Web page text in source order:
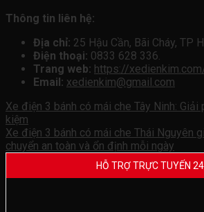
Thông tin liên hệ:
Địa chỉ: 25 Hậu Cần, Bãi Cháy, TP
Điện thoại: 0833 628 336.
Trang web: https://
Email: xedienkim@gmail.com
Xe điện 3 bánh có mái che Tây Ninh: Giải
kiệm
Xe điện 3 bánh có mái che Thái Nguyên
chuyển an toàn và ổn định mỗi ngày
HỖ TRỢ TRỰC TUYẾN